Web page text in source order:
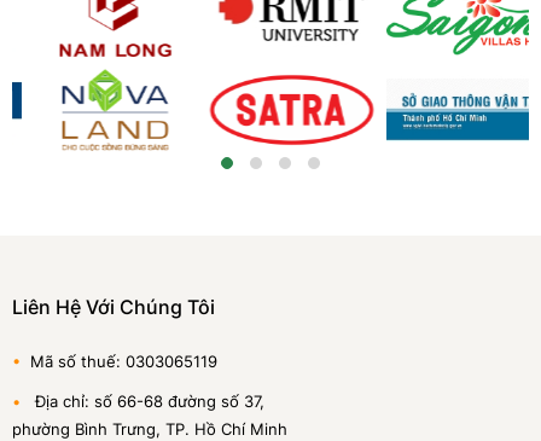
Liên Hệ Với Chúng Tôi
• Mã số thuế: 0303065119
• Địa chỉ: số 66-68 đường số 37,
phường Bình Trưng, TP. Hồ Chí Minh